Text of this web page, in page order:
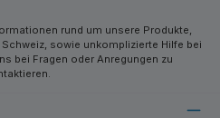
rund um unsere Produkte,
sowie unkomplizierte Hilfe bei
bei Fragen oder Anregungen zu